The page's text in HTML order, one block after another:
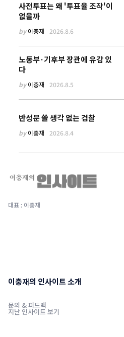
사전투표는 왜 '투표율 조작'이
없을까
by이충재 2026.8.6
노동부·기후부 장관에 유감 있
다
by이충재 2026.8.5
반성문 쓸 생각 없는 검찰
by이충재 2026.8.4
대표 : 이충재
이충재의 인사이트 소개
문의 & 피드백
지난 인사이트 보기